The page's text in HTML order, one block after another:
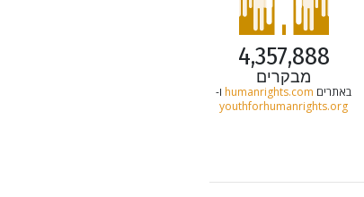
4,357,888
מבקרים
באתרים humanrights.com ו-
youthforhumanrights.org